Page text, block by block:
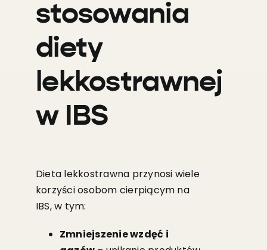
stosowania
diety
lekkostrawnej
w IBS
Dieta lekkostrawna przynosi wiele
korzyści osobom cierpiącym na
IBS, w tym:
Zmniejszenie wzdęć i